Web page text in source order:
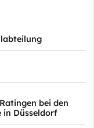
bei den
in Düsseldorf